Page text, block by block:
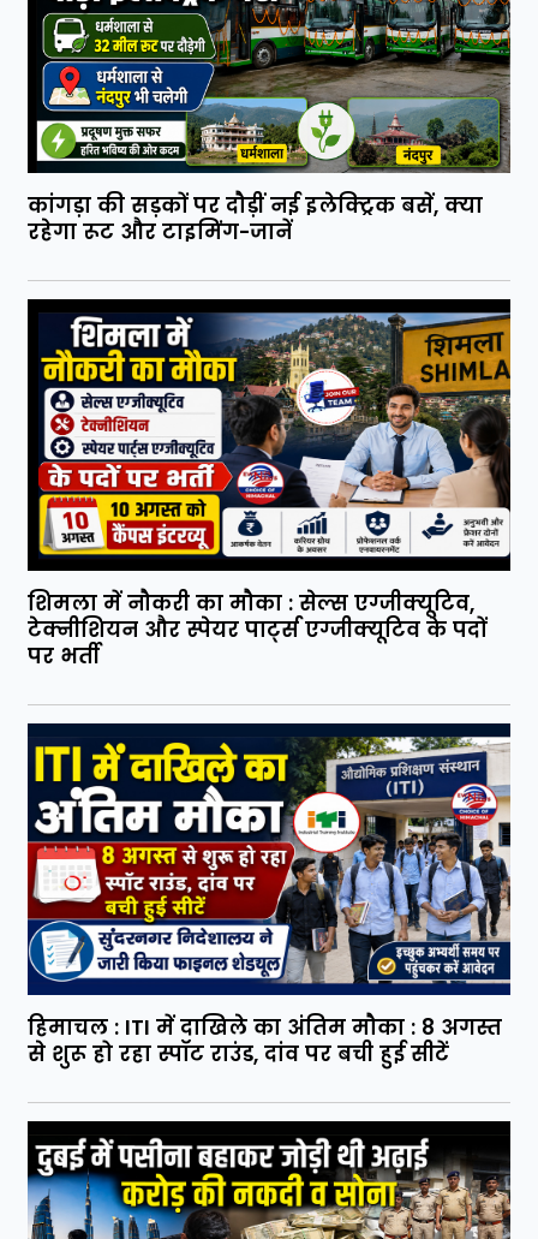
कांगड़ा की सड़कों पर दौड़ीं नई इलेक्ट्रिक बसें, क्या
रहेगा रूट और टाइमिंग-जानें
शिमला में नौकरी का मौका : सेल्स एग्जीक्यूटिव,
टेक्नीशियन और स्पेयर पार्ट्स एग्जीक्यूटिव के पदों
पर भर्ती
हिमाचल : ITI में दाखिले का अंतिम मौका : 8 अगस्त
से शुरू हो रहा स्पॉट राउंड, दांव पर बची हुई सीटें